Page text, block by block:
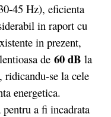
45 Hz), eficienta
in raport cu
in prezent,
de 60 dB la
ridicandu-se la cele
energetica.
a fi incadrata